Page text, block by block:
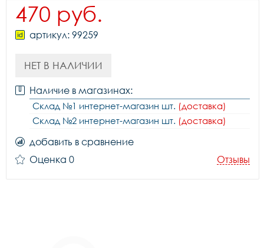
470 руб.
артикул: 99259
НЕТ В НАЛИЧИИ
Наличие в магазинах:
Склад №1 интернет-магазин шт. (доставка)
Склад №2 интернет-магазин шт. (доставка)
добавить в сравнение
Оценка 0
Отзывы